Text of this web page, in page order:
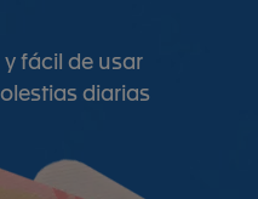
fácil de usar
diarias